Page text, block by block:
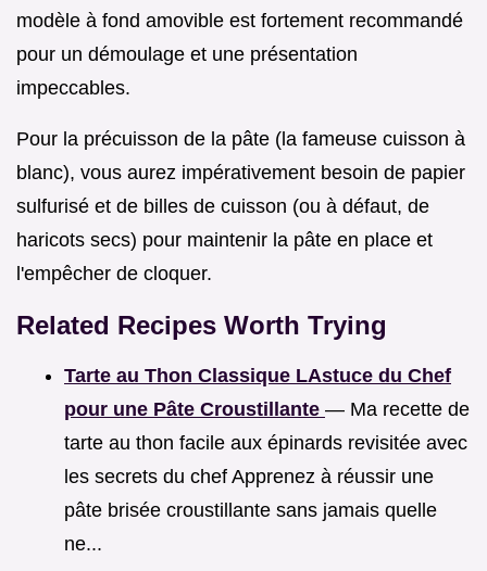
modèle à fond amovible est fortement recommandé
pour un démoulage et une présentation
impeccables.
Pour la précuisson de la pâte (la fameuse cuisson à
blanc), vous aurez impérativement besoin de papier
sulfurisé et de billes de cuisson (ou à défaut, de
haricots secs) pour maintenir la pâte en place et
l'empêcher de cloquer.
Related Recipes Worth Trying
Tarte au Thon Classique LAstuce du Chef
pour une Pâte Croustillante — Ma recette de
tarte au thon facile aux épinards revisitée avec
les secrets du chef Apprenez à réussir une
pâte brisée croustillante sans jamais quelle
ne...